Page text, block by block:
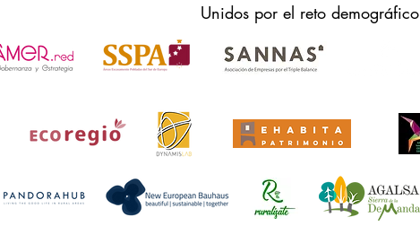
Unidos por el reto demográfico